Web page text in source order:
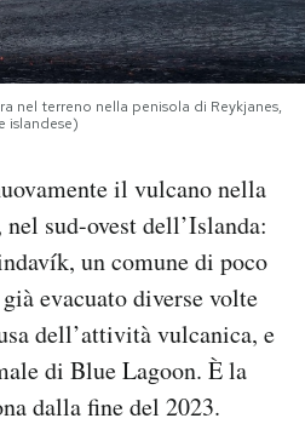
nel terreno nella penisola di Reykjanes,
islandese)
il vulcano nella
sud-ovest dell’Islanda:
un comune di poco
evacuato diverse volte
dell’attività vulcanica, e
di Blue Lagoon. È la
dalla fine del 2023.